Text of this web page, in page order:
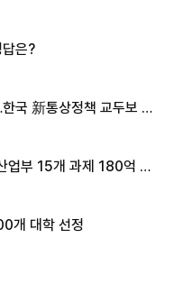
은?
국 新통상정책 교두보 활
업부 15개 과제 180억 지
개 대학 선정